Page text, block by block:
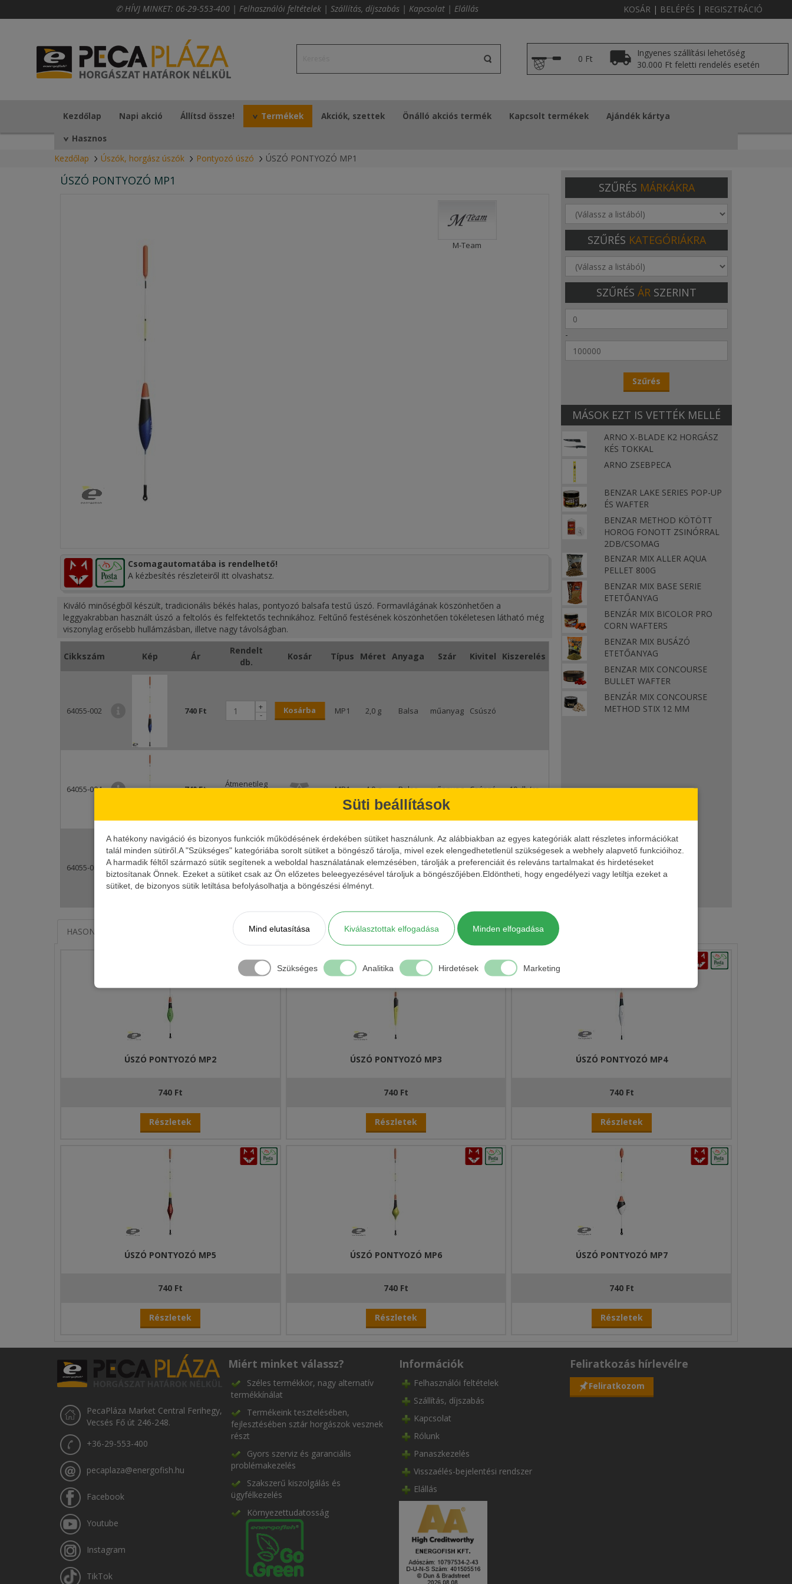
Süti beállítások
A hatékony navigáció és bizonyos funkciók működésének érdekében sütiket használunk. Az alábbiakban az egyes kategóriák alatt részletes információkat
talál minden sütiről.A "Szükséges" kategóriába sorolt sütiket a böngésző tárolja, mivel ezek elengedhetetlenül szükségesek a webhely alapvető funkcióihoz.
A harmadik féltől származó sütik segítenek a weboldal használatának elemzésében, tárolják a preferenciáit és releváns tartalmakat és hirdetéseket
biztosítanak Önnek. Ezeket a sütiket csak az Ön előzetes beleegyezésével tároljuk a böngészőjében.Eldöntheti, hogy engedélyezi vagy letiltja ezeket a
sütiket, de bizonyos sütik letiltása befolyásolhatja a böngészési élményt.
Mind elutasítása Kiválasztottak elfogadása Minden elfogadása
Szükséges Analitika Hirdetések Marketing
✆ HÍVJ MINKET: 06-29-553-400 | Felhasználói feltételek | Szállítás, díjszabás | Kapcsolat | Elállás KOSÁR | BELÉPÉS | REGISZTRÁCIÓ
0 Ft
Ingyenes szállítási lehetőség
30.000 Ft feletti rendelés esetén
Kezdőlap Napi akció Állítsd össze! Termékek Akciók, szettek Önálló akciós termék Kapcsolt termékek Ajándék kártya
Hasznos
Kezdőlap Úszók, horgász úszók Pontyozó úszó ÚSZÓ PONTYOZÓ MP1
ÚSZÓ PONTYOZÓ MP1
M-Team
Csomagautomatába is rendelhető!
A kézbesítés részleteiről itt olvashatsz.
Kiváló minőségből készült, tradicionális békés halas, pontyozó balsafa testű úszó. Formavilágának köszönhetően a
leggyakrabban használt úszó a feltolós és felfektetős technikához. Feltűnő festésének köszönhetően tökéletesen látható még
viszonylag erősebb hullámzásban, illetve nagy távolságban.
Cikkszám Kép Ár
Rendelt
db.
Kosár Típus Méret Anyaga Szár Kivitel Kiszerelés
64055-002 740 Ft -
+ Kosárba MP1 2,0 g Balsa műanyag Csúszó
64055-004 740 Ft
Átmenetileg
MP1 4,0 g Balsa műanyag Csúszó 10 db/cs
64055-006 740 Ft -
+ Kosárba MP1 6,0 g Balsa műanyag Csúszó 10 db/cs
SZŰRÉS MÁRKÁKRA
SZŰRÉS KATEGÓRIÁKRA
SZŰRÉS ÁR SZERINT
-
MÁSOK EZT IS VETTÉK MELLÉ
ARNO X-BLADE K2 HORGÁSZ
KÉS TOKKAL
ARNO ZSEBPECA
BENZAR LAKE SERIES POP-UP
ÉS WAFTER
BENZAR METHOD KÖTÖTT
HOROG FONOTT ZSINÓRRAL
2DB/CSOMAG
BENZAR MIX ALLER AQUA
PELLET 800G
BENZAR MIX BASE SERIE
ETETŐANYAG
BENZÁR MIX BICOLOR PRO
CORN WAFTERS
BENZAR MIX BUSÁZÓ
ETETŐANYAG
BENZAR MIX CONCOURSE
BULLET WAFTER
BENZÁR MIX CONCOURSE
METHOD STIX 12 MM
HASONLÓ TERMÉKEK KAPCSOLÓDÓ ÍRÁSOK
ÚSZÓ PONTYOZÓ MP2
740 Ft
Részletek
ÚSZÓ PONTYOZÓ MP3
740 Ft
Részletek
ÚSZÓ PONTYOZÓ MP4
740 Ft
Részletek
ÚSZÓ PONTYOZÓ MP5
740 Ft
Részletek
ÚSZÓ PONTYOZÓ MP6
740 Ft
Részletek
ÚSZÓ PONTYOZÓ MP7
740 Ft
Részletek
PecaPláza Market Central Ferihegy,
Vecsés Fő út 246-248.
+36-29-553-400
pecaplaza@energofish.hu
Facebook
Youtube
Instagram
TikTok
Miért minket válassz?
Széles termékkör, nagy alternatív
termékkínálat
Termékeink tesztelésében,
fejlesztésében sztár horgászok vesznek
részt
Gyors szerviz és garanciális
problémakezelés
Szakszerű kiszolgálás és
ügyfélkezelés
Környezettudatosság
Információk
Felhasználói feltételek
Szállítás, díjszabás
Kapcsolat
Rólunk
Panaszkezelés
Visszaélés-bejelentési rendszer
Elállás
Feliratkozás hírlevélre
Feliratkozom